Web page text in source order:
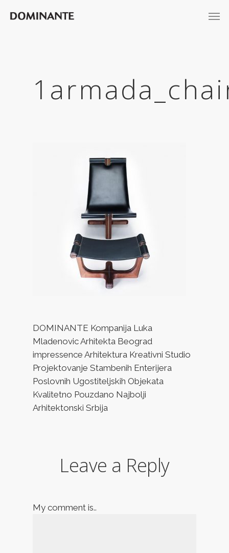
DOMINANTE Kompanija Luka
Mladenovic Arhitekta Beograd
impressence Arhitektura Kreativni Studio
Projektovanje Stambenih Enterijera
Poslovnih Ugostiteljskih Objekata
Kvalitetno Pouzdano Najbolji
Arhitektonski Srbija
Leave a Reply
My comment is..